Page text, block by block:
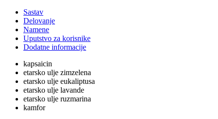
Sastav
Delovanje
Namene
Uputstvo za korisnike
Dodatne informacije
kapsaicin
etarsko ulje zimzelena
etarsko ulje eukaliptusa
etarsko ulje lavande
etarsko ulje ruzmarina
kamfor